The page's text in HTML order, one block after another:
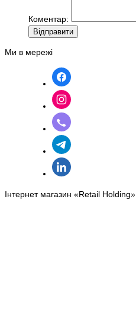
Коментар:
Вiдправити
Ми в мережі
Інтернет магазин «Retail Holding»